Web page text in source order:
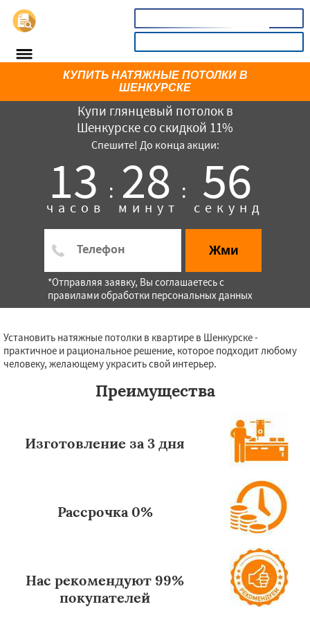
Купи глянцевый потолок в
Шенкурске со скидкой 11%
Спешите! До конца акции:
13 :
часов 28 :
минут 56
секунд
Жми
*Отправляя заявку, Вы соглашаетесь с
правилами обработки персональных данных
КУПИТЬ НАТЯЖНЫЕ ПОТОЛКИ В
ШЕНКУРСКЕ
Установить натяжные потолки в квартире в Шенкурске -
практичное и рациональное решение, которое подходит любому
человеку, желающему украсить свой интерьер.
Преимущества
Изготовление за 3 дня
Рассрочка 0%
Нас рекомендуют 99%
покупателей
×
Даю согласие на обработку персональных данных